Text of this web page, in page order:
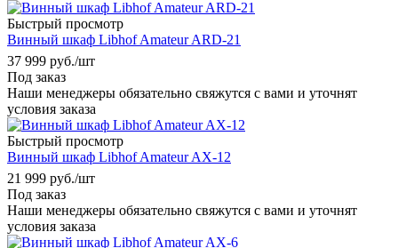
Быстрый просмотр
Винный шкаф Libhof Amateur ARD-21
37 999 руб./шт
Под заказ
Наши менеджеры обязательно свяжутся с вами и уточнят
условия заказа
Быстрый просмотр
Винный шкаф Libhof Amateur AX-12
21 999 руб./шт
Под заказ
Наши менеджеры обязательно свяжутся с вами и уточнят
условия заказа